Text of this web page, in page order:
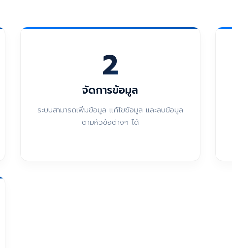
2
จัดการข้อมูล
ระบบสามารถเพิ่มข้อมูล แก้ไขข้อมูล และลบข้อมูล
ตามหัวข้อต่างๆ ได้